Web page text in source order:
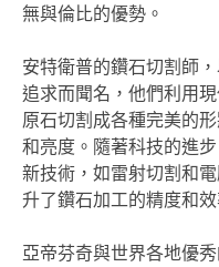
無與倫比的優勢。
安特衛普的鑽石切割師
追求而聞名，他們利用
原石切割成各種完美的
和亮度。隨著科技的進
新技術，如雷射切割和
升了鑽石加工的精度和效
亞帝芬奇與世界各地優